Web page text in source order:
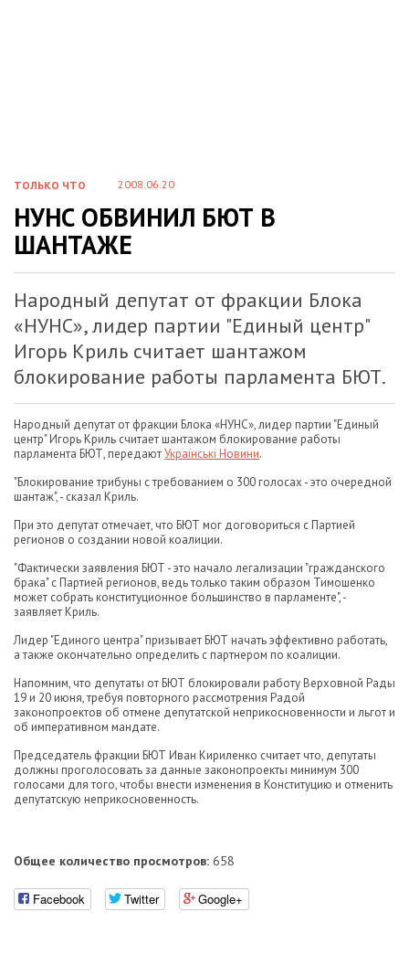
ТОЛЬКО ЧТО 2008.06.20
НУНС ОБВИНИЛ БЮТ В
ШАНТАЖЕ
Народный депутат от фракции Блока
«НУНС», лидер партии "Единый центр"
Игорь Криль считает шантажом
блокирование работы парламента БЮТ.
Народный депутат от фракции Блока «НУНС», лидер партии "Единый
центр" Игорь Криль считает шантажом блокирование работы
парламента БЮТ, передаютУкраїнські Новини.
"Блокирование трибуны с требованием о 300 голосах - это очередной
шантаж", - сказал Криль.
При это депутат отмечает, что БЮТ мог договориться с Партией
регионов о создании новой коалиции.
"Фактически заявления БЮТ - это начало легализации "гражданского
брака" с Партией регионов, ведь только таким образом Тимошенко
может собрать конституционное большинство в парламенте", -
заявляет Криль.
Лидер "Единого центра" призывает БЮТ начать эффективно работать,
а также окончательно определить с партнером по коалиции.
Напомним, что депутаты от БЮТ блокировали работу Верховной Рады
19 и 20 июня, требуя повторного рассмотрения Радой
законопроектов об отмене депутатской неприкосновенности и льгот и
об императивном мандате.
Председатель фракции БЮТ Иван Кириленко считает что, депутаты
должны проголосовать за данные законопроекты минимум 300
голосами для того, чтобы внести изменения в Конституцию и отменить
депутатскую неприкосновенность.
Общее количество просмотров: 658
Facebook Twitter Google+